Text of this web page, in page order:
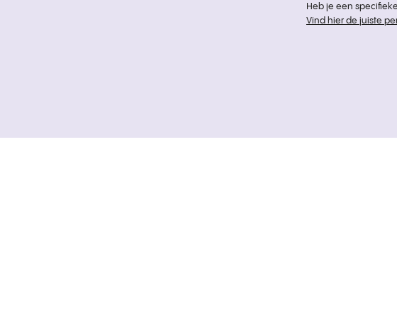
Heb je een
Vind hier de juiste